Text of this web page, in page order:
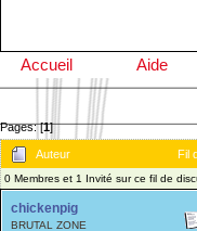
Accueil Aide
Pages: [1]
Auteur Fil
0 Membres et 1 Invité sur ce fil de
chickenpig
BRUTAL ZONE